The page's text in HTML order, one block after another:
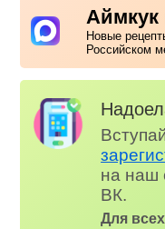
Аймкук
Новые
Российском
на наш
ВК.
Для